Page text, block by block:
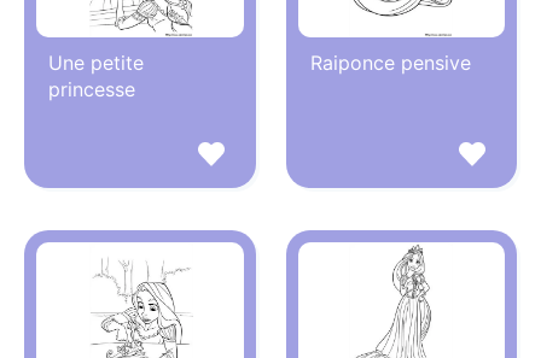
Une petite
princesse
Raiponce pensive